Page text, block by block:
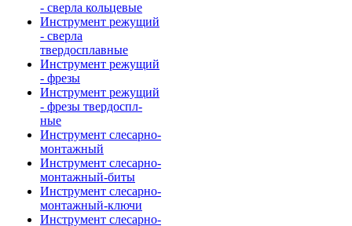
- сверла кольцевые
Инструмент режущий
- сверла
твердосплавные
Инструмент режущий
- фрезы
Инструмент режущий
- фрезы твердоспл-
ные
Инструмент слесарно-
монтажный
Инструмент слесарно-
монтажный-биты
Инструмент слесарно-
монтажный-ключи
Инструмент слесарно-